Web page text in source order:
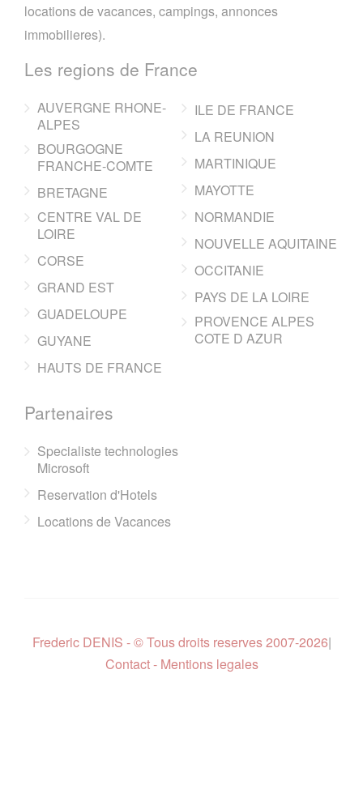
locations de vacances, campings, annonces
immobilieres).
Les regions de France
AUVERGNE RHONE-
ALPES
BOURGOGNE
FRANCHE-COMTE
BRETAGNE
CENTRE VAL DE
LOIRE
CORSE
GRAND EST
GUADELOUPE
GUYANE
HAUTS DE FRANCE
ILE DE FRANCE
LA REUNION
MARTINIQUE
MAYOTTE
NORMANDIE
NOUVELLE AQUITAINE
OCCITANIE
PAYS DE LA LOIRE
PROVENCE ALPES
COTE D AZUR
Partenaires
Specialiste technologies
Microsoft
Reservation d'Hotels
Locations de Vacances
Frederic DENIS - © Tous droits reserves 2007-2026|
Contact - Mentions legales